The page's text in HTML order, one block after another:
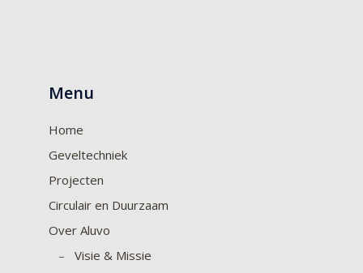
Menu
Home
Geveltechniek
Projecten
Circulair en Duurzaam
Over Aluvo
– Visie & Missie